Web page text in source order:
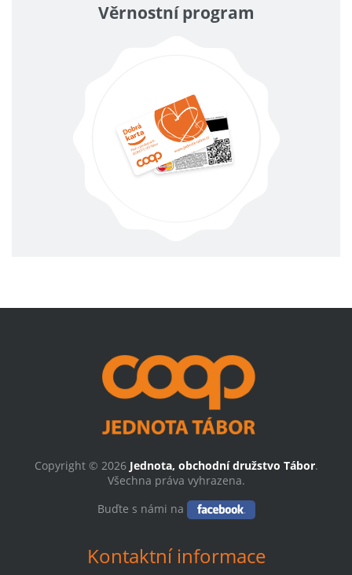
Věrnostní program
Copyright © 2026 Jednota, obchodní družstvo Tábor.
Všechna práva vyhrazena.
Buďte s námi na
Kontaktní informace